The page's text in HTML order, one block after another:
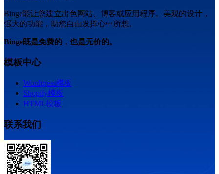
Binge能让您建立出色网站、博客或应用程序。美观的设计，
强大的功能，助您自由发挥心中所想。
Binge既是免费的，也是无价的。
模板中心
Wordpress模板
Shopify模板
HTML模板
联系我们